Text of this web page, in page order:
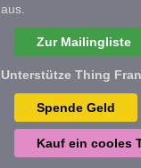
aus.
Zur Mailingliste
Unterstütze Thing
Spende Geld
Kauf ein cooles